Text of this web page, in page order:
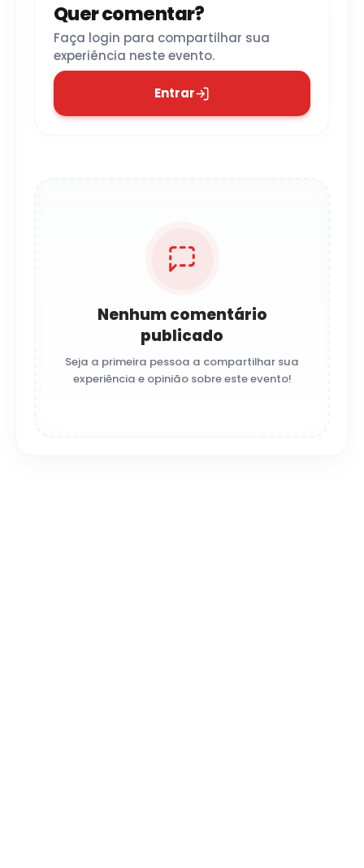
Quer comentar?
Faça login para compartilhar sua
experiência neste evento.
Entrar
Nenhum comentário
publicado
Seja a primeira pessoa a compartilhar sua
experiência e opinião sobre este evento!